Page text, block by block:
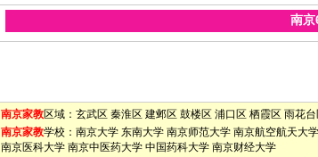
南京
南京家教区域： 玄武区 秦淮区 建邺区 鼓楼区 浦口区 栖霞区 雨花台
南京家教学校： 南京大学 东南大学 南京师范大学 南京航空航天大学
南京医科大学 南京中医药大学 中国药科大学 南京财经大学